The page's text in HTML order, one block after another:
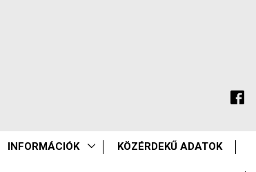
INFORMÁCIÓK KÖZÉRDEKŰ ADATOK